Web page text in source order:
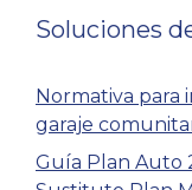
Soluciones
Normativa para
garaje
Guía Plan Auto